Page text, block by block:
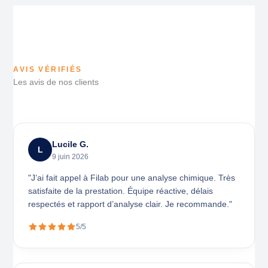
AVIS VÉRIFIÉS
Les avis de nos clients
L
Lucile G.
9 juin 2026
"J’ai fait appel à Filab pour une analyse chimique. Très
satisfaite de la prestation. Équipe réactive, délais
respectés et rapport d’analyse clair. Je recommande."
5/5